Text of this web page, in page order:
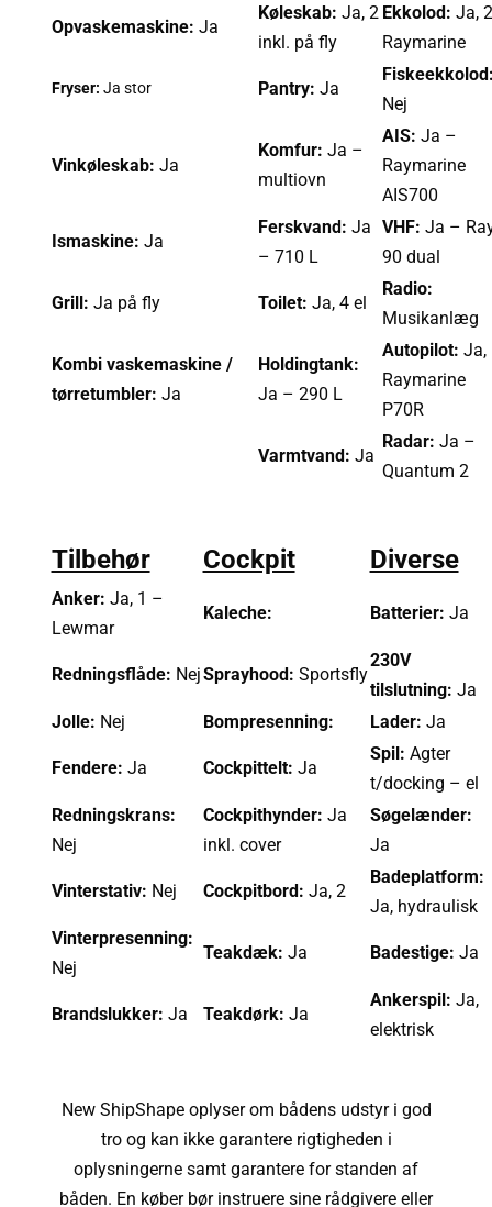
Opvaskemaskine: Ja
Køleskab: Ja, 2
inkl. på fly
Ekkolod: Ja,
Raymarine
Fryser: Ja stor Pantry: Ja
Nej
Vinkøleskab: Ja
Komfur: Ja –
multiovn
AIS: Ja –
Raymarine
AIS700
Ismaskine: Ja
Ferskvand: Ja
– 710 L
VHF: Ja –
90 dual
Grill: Ja på fly Toilet: Ja, 4 el
Radio:
Musikanlæg
Kombi vaskemaskine /
tørretumbler: Ja
Holdingtank:
Ja – 290 L
Autopilot: Ja,
Raymarine
P70R
Varmtvand: Ja
Radar: Ja –
Quantum 2
Tilbehør Cockpit Diverse
Anker: Ja, 1 –
Lewmar
Kaleche: Batterier: Ja
Redningsflåde: NejSprayhood: Sportsfly
230V
tilslutning: Ja
Jolle: Nej Bompresenning: Lader: Ja
Fendere: Ja Cockpittelt: Ja
Spil: Agter
t/docking – el
Redningskrans:
Nej
Cockpithynder: Ja
inkl. cover
Søgelænder:
Ja
Vinterstativ: Nej Cockpitbord: Ja, 2
Badeplatform:
Ja, hydraulisk
Vinterpresenning:
Nej
Teakdæk: Ja Badestige: Ja
Brandslukker: Ja Teakdørk: Ja
Ankerspil: Ja,
elektrisk
New ShipShape oplyser om bådens udstyr i god
tro og kan ikke garantere rigtigheden i
oplysningerne samt garantere for standen af
båden. En køber bør instruere sine rådgivere eller